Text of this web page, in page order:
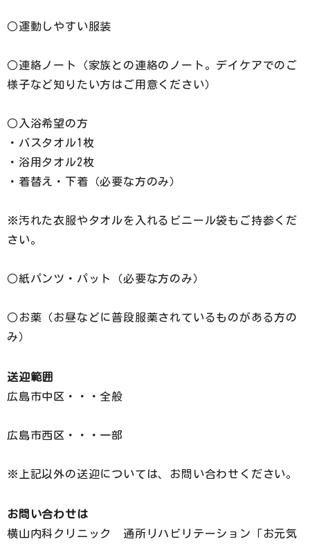
○運動しやすい服装
○連絡ノート（家族との連絡のノート。デイケアでのご
様子など知りたい方はご用意ください）
○入浴希望の方
・バスタオル1枚
・浴用タオル2枚
・着替え・下着（必要な方のみ）
※汚れた衣服やタオルを入れるビニール袋もご持参くだ
さい。
○紙パンツ・パット（必要な方のみ）
○お薬（お昼などに普段服薬されているものがある方の
み）
送迎範囲
広島市中区・・・全般
広島市西区・・・一部
※上記以外の送迎については、お問い合わせください。
お問い合わせは
横山内科クリニック 通所リハビリテーション「お元気